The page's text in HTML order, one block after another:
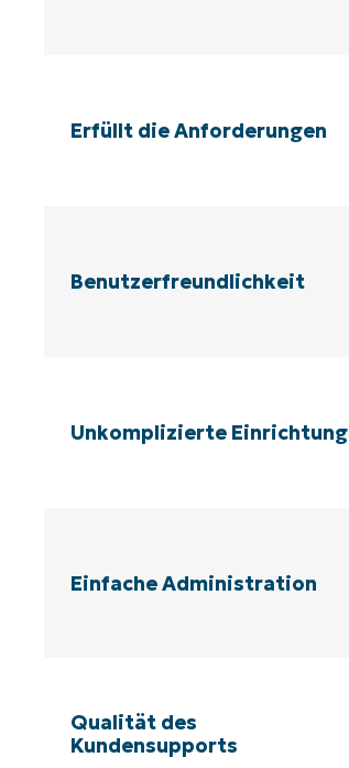
Erfüllt die Anforderungen
Benutzerfreundlichkeit
Unkomplizierte Einrichtung
Einfache Administration
Qualität des
Kundensupports